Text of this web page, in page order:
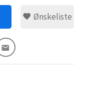
Ønskeliste